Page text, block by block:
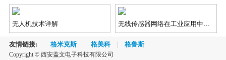
无人机技术详解 无线传感器网络在工业应用中的发展趋势
2018《蓝牙市场最新资讯》
友情链接: 格米克斯 格美科 格鲁斯
Copyright © 西安盖文电子科技有限公司